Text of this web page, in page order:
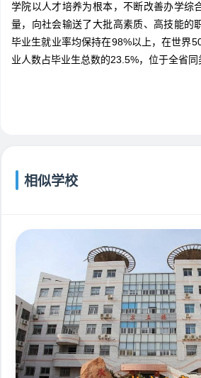
学院以人才培养为根本，不断改善办学综
量，向社会输送了大批高素质、高技能的
毕业生就业率均保持在98%以上，在世界
业人数占毕业生总数的23.5%，位于全省同
相似学校